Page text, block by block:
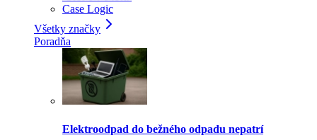
Case Logic
Všetky značky
Poradňa
Elektroodpad do bežného odpadu nepatrí